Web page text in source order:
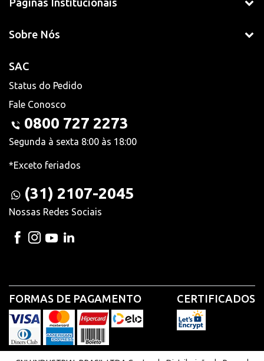
Páginas Institucionais
Sobre Nós
SAC
Status do Pedido
Fale Conosco
0800 727 2273
Segunda à sexta 8:00 às 18:00
*Exceto feriados
(31) 2107-2045
Nossas Redes Sociais
FORMAS DE PAGAMENTO CERTIFICADOS